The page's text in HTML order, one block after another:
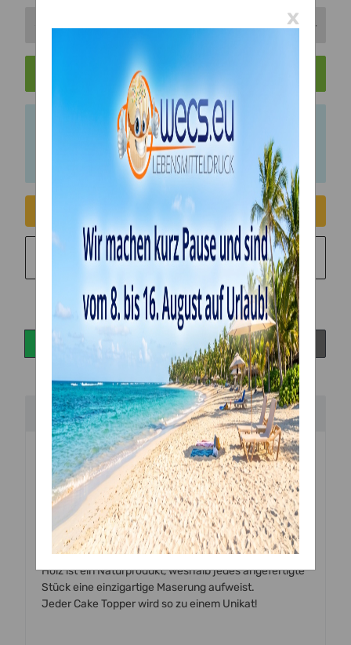
In den Warenkorb
Bitte beachten Sie das Abnahmeintervall von 1
Consent erteilen
Sie möchten in monatlichen Raten zahlen? Weitere
Beschreibung
HandgefertigteTorten TopperausHolz (Birke)zum
Dekorieren von Torten und Kuchen.
Alle unsere Topper werden mit einem hochmodernen
Laser mit viel Liebe zum Detail von uns
vor Ort handgefertigt.
Holz ist ein Naturprodukt, weshalb jedes angefertigte
Stück eine einzigartige Maserung aufweist.
Jeder Cake Topper wird so zu einem Unikat!
x